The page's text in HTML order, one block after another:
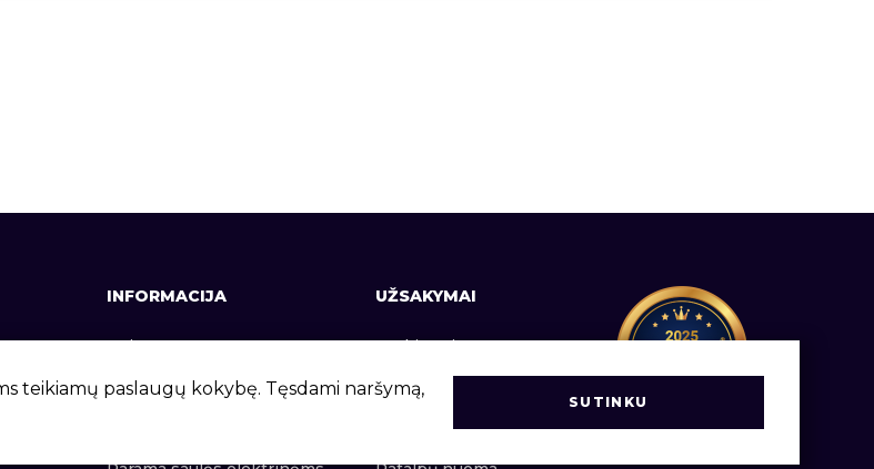
INFORMACIJA
Apie mus
Kontaktai
UŽSAKYMAI
Prekių pristatymas
Informacija vartotojams
Užsakymų vadovas
teikiamų paslaugų kokybę. Tęsdami naršymą,
SUTINKU